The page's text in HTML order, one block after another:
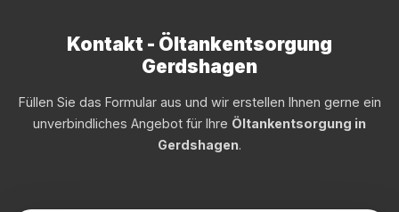
Kontakt - Öltankentsorgung
Gerdshagen
Füllen Sie das Formular aus und wir erstellen Ihnen gerne ein
unverbindliches Angebot für Ihre Öltankentsorgung in
Gerdshagen.